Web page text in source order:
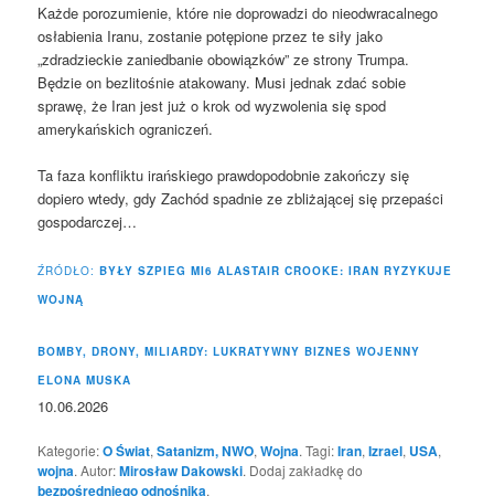
Każde porozumienie, które nie doprowadzi do nieodwracalnego
osłabienia Iranu, zostanie potępione przez te siły jako
„zdradzieckie zaniedbanie obowiązków” ze strony Trumpa.
Będzie on bezlitośnie atakowany. Musi jednak zdać sobie
sprawę, że Iran jest już o krok od wyzwolenia się spod
amerykańskich ograniczeń.
Ta faza konfliktu irańskiego prawdopodobnie zakończy się
dopiero wtedy, gdy Zachód spadnie ze zbliżającej się przepaści
gospodarczej…
ŹRÓDŁO:BYŁY SZPIEG MI6 ALASTAIR CROOKE: IRAN RYZYKUJE
WOJNĄ
BOMBY, DRONY, MILIARDY: LUKRATYWNY BIZNES WOJENNY
ELONA MUSKA
10.06.2026
Kategorie:O Świat,Satanizm, NWO,Wojna. Tagi:Iran,Izrael, USA,
wojna. Autor:Mirosław Dakowski. Dodaj zakładkę do
bezpośredniego odnośnika.